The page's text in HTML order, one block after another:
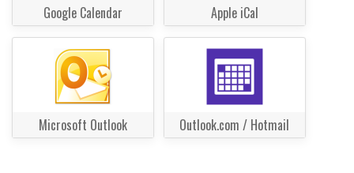
Google Calendar Apple iCal
Microsoft Outlook Outlook.com / Hotmail